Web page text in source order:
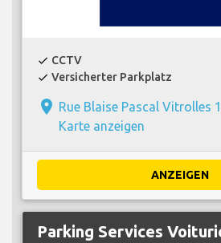
check CCTV
check Versicherter Parkplatz
place Rue Blaise Pascal Vitrolles
Karte anzeigen
ANZEIGEN
Parking Services